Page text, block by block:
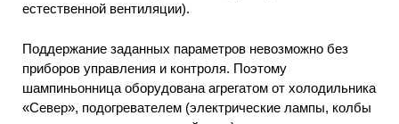
естественной вентиляции).
Поддержание заданных параметров невозможно без
приборов управления и контроля. Поэтому
шампиньонница оборудована агрегатом от холодильника
«Север», подогревателем (электрические лампы, колбы